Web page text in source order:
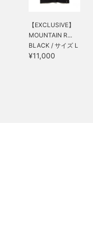
【EXCLUSIVE】
MOUNTAIN R...
BLACK / サイズ L
¥11,000